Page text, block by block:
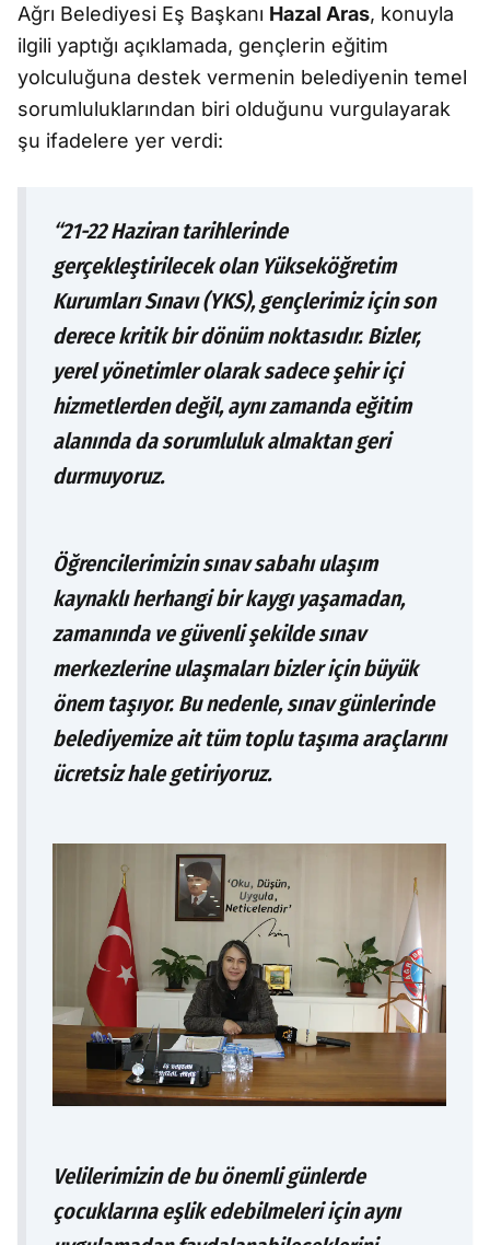
Ağrı Belediyesi Eş Başkanı Hazal Aras, konuyla
ilgili yaptığı açıklamada, gençlerin eğitim
yolculuğuna destek vermenin belediyenin temel
sorumluluklarından biri olduğunu vurgulayarak
şu ifadelere yer verdi:
“21-22 Haziran tarihlerinde
gerçekleştirilecek olan Yükseköğretim
Kurumları Sınavı (YKS), gençlerimiz için son
derece kritik bir dönüm noktasıdır. Bizler,
yerel yönetimler olarak sadece şehir içi
hizmetlerden değil, aynı zamanda eğitim
alanında da sorumluluk almaktan geri
durmuyoruz.
Öğrencilerimizin sınav sabahı ulaşım
kaynaklı herhangi bir kaygı yaşamadan,
zamanında ve güvenli şekilde sınav
merkezlerine ulaşmaları bizler için büyük
önem taşıyor. Bu nedenle, sınav günlerinde
belediyemize ait tüm toplu taşıma araçlarını
ücretsiz hale getiriyoruz.
Velilerimizin de bu önemli günlerde
çocuklarına eşlik edebilmeleri için aynı